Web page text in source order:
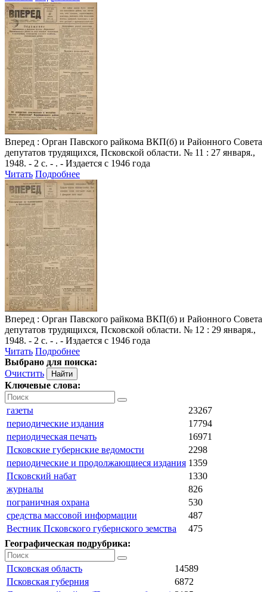
Вперед : Орган Павского райкома ВКП(б) и Районного Совета
депутатов трудящихся, Псковской области. № 11 : 27 января.,
1948. - 2 с. - . - Издается с 1946 года
Читать Подробнее
Вперед : Орган Павского райкома ВКП(б) и Районного Совета
депутатов трудящихся, Псковской области. № 12 : 29 января.,
1948. - 2 с. - . - Издается с 1946 года
Читать Подробнее
Выбрано для поиска:
Очистить
Ключевые слова:
газеты
23267
периодические издания
17794
периодическая печать
16971
Псковские губернские ведомости
2298
периодические и продолжающиеся издания 1359
Псковский набат
1330
журналы
826
пограничная охрана
530
средства массовой информации
487
Вестник Псковского губернского земства
475
Географическая подрубрика:
Псковская область
14589
Псковская губерния
6872